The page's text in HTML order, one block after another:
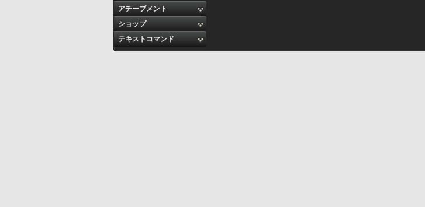
アチーブメント
ショップ
テキストコマンド